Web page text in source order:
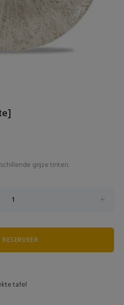
grijze tinten.
RESERVEER
tafel